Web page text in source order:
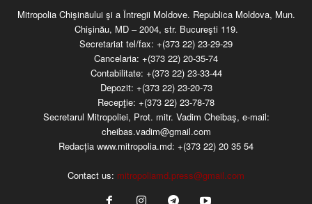
Mitropolia Chişinăului şi a Întregii Moldove. Republica Moldova, Mun.
Chişinău, MD – 2004, str. Bucureşti 119.
Secretariat tel/fax: +(373 22) 23-29-29
Cancelaria: +(373 22) 20-35-74
Contabilitate: +(373 22) 23-33-44
Depozit: +(373 22) 23-20-73
Recepţie: +(373 22) 23-78-78
Secretarul Mitropoliei, Prot. mitr. Vadim Cheibaş, e-mail:
cheibas.vadim@gmail.com
Redacția www.mitropolia.md: +(373 22) 20 35 54
Contact us: mitropoliamd.press@gmail.com